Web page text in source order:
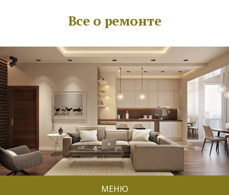
Все о ремонте
МЕНЮ